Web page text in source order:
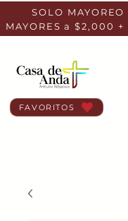
SOLO MAYOREO
MAYORES a $2,000
FAVORITOS